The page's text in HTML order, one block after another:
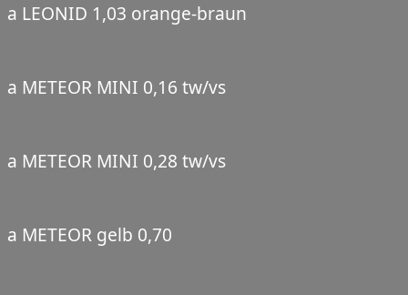
a LEONID 1,03 orange-braun
a METEOR MINI 0,16 tw/vs
a METEOR MINI 0,28 tw/vs
a METEOR gelb 0,70